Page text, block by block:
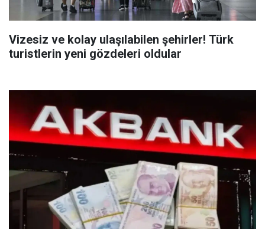
Vizesiz ve kolay ulaşılabilen şehirler! Türk
turistlerin yeni gözdeleri oldular